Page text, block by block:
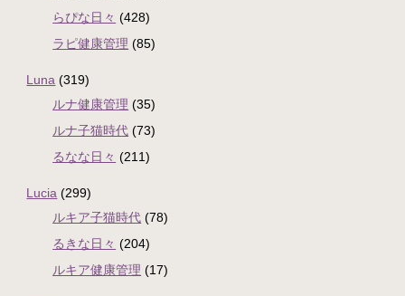
らぴな日々 (428)
ラピ健康管理 (85)
Luna (319)
ルナ健康管理 (35)
ルナ子猫時代 (73)
るなな日々 (211)
Lucia (299)
ルキア子猫時代 (78)
るきな日々 (204)
ルキア健康管理 (17)